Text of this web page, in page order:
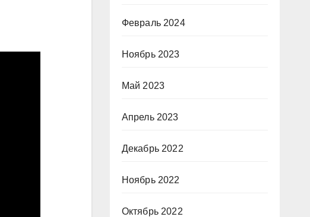
Февраль 2024
Ноябрь 2023
Май 2023
Апрель 2023
Декабрь 2022
Ноябрь 2022
Октябрь 2022